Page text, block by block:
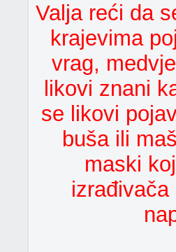
Valja reći da
krajevima
vrag,
likovi znani
se likovi
buša ili
maski